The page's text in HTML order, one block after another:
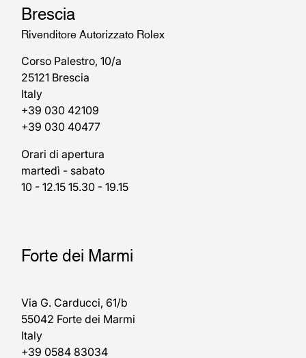
Brescia
Rivenditore Autorizzato Rolex
Corso Palestro, 10/a
25121 Brescia
Italy
+39 030 42109
+39 030 40477
Orari di apertura
martedì - sabato
10 - 12.15 15.30 - 19.15
Forte dei Marmi
Via G. Carducci, 61/b
55042 Forte dei Marmi
Italy
+39 0584 83034